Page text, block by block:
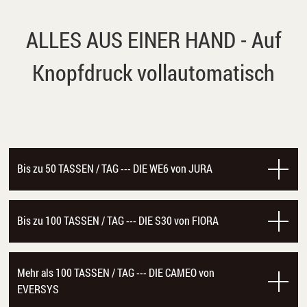
ALLES AUS EINER HAND - Auf
Knopfdruck vollautomatisch
Bis zu 50 TASSEN / TAG --- DIE WE6 von JURA
Kaffee anbieten willst, der Kaffee aber
nicht dein Haupt-Verkaufsprodukt
Bis zu 100 TASSEN / TAG --- DIE S30 von FIORA
Maschine, wenn du bis 100 Portionen
Mehr als 100 TASSEN / TAG --- DIE CAMEO von
EVERSYS